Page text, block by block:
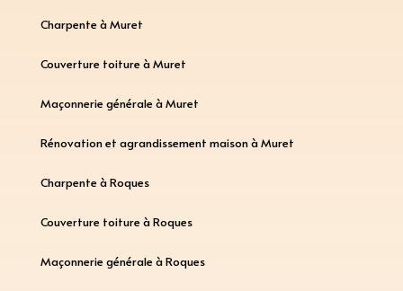
Charpente à Muret
Couverture toiture à Muret
Maçonnerie générale à Muret
Rénovation et agrandissement maison à Muret
Charpente à Roques
Couverture toiture à Roques
Maçonnerie générale à Roques